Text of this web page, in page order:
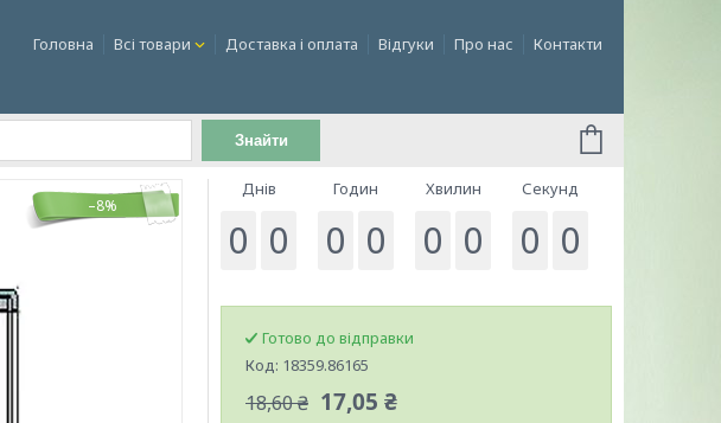
Головна Всі товари Доставка і оплата Відгуки Про нас Контакти
Знайти
–8%
Днів
0 0
Годин
0 0
Хвилин
0 0
Секунд
0 0
Готово до відправки
Код: 18359.86165
18,60 ₴ 17,05 ₴